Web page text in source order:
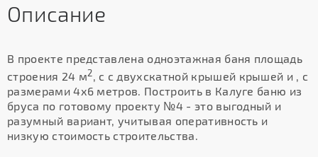
Описание
В проекте представлена одноэтажная баня площадь
строения 24 м2, с с двухскатной крышей крышей и , с
размерами 4х6 метров. Построить в Калуге баню из
бруса по готовому проекту №4 - это выгодный и
разумный вариант, учитывая оперативность и
низкую стоимость строительства.